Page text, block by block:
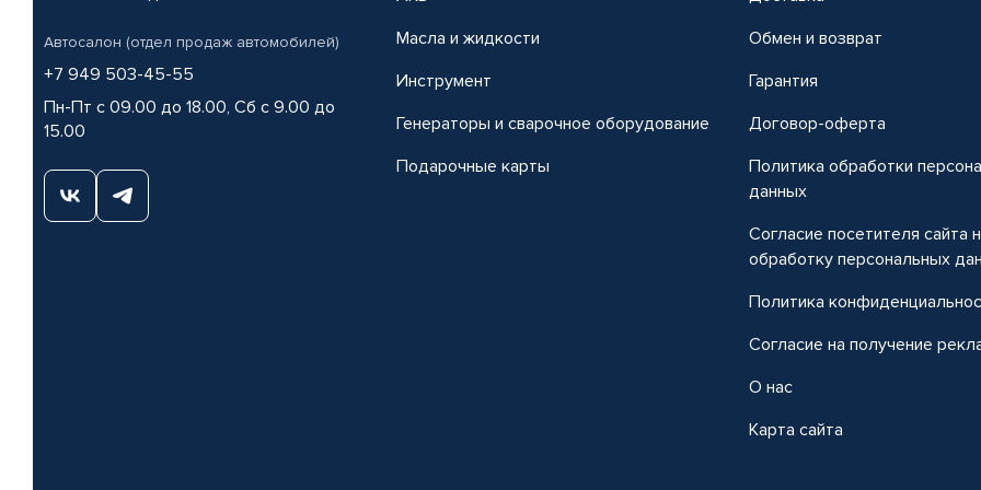
Автосалон (отдел продаж автомобилей)
+7 949 503-45-55
Пн-Пт с 09.00 до 18.00, Сб с 9.00 до
15.00
Масла и жидкости
Инструмент
Генераторы и сварочное оборудование
Подарочные карты
Обмен и возврат
Гарантия
Договор-оферта
Политика обработки
данных
Согласие посетителя сайта
обработку персональных
Политика
Согласие на получение
О нас
Карта сайта